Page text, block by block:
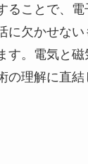
ることで、
に欠かせな
す。電気と
の理解に直結